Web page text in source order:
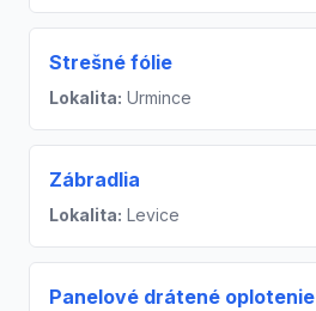
Strešné fólie
Lokalita: Urmince
Zábradlia
Lokalita: Levice
Panelové drátené oplotenie